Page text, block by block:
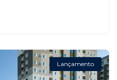
Lançamento